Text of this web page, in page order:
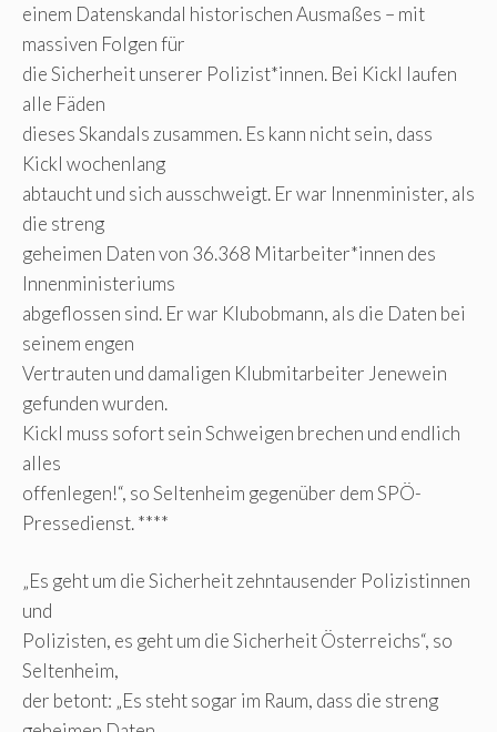
einem Datenskandal historischen Ausmaßes – mit
massiven Folgen für
die Sicherheit unserer Polizist*innen. Bei Kickl laufen
alle Fäden
dieses Skandals zusammen. Es kann nicht sein, dass
Kickl wochenlang
abtaucht und sich ausschweigt. Er war Innenminister, als
die streng
geheimen Daten von 36.368 Mitarbeiter*innen des
Innenministeriums
abgeflossen sind. Er war Klubobmann, als die Daten bei
seinem engen
Vertrauten und damaligen Klubmitarbeiter Jenewein
gefunden wurden.
Kickl muss sofort sein Schweigen brechen und endlich
alles
offenlegen!“, so Seltenheim gegenüber dem SPÖ-
Pressedienst. ****
„Es geht um die Sicherheit zehntausender Polizistinnen
und
Polizisten, es geht um die Sicherheit Österreichs“, so
Seltenheim,
der betont: „Es steht sogar im Raum, dass die streng